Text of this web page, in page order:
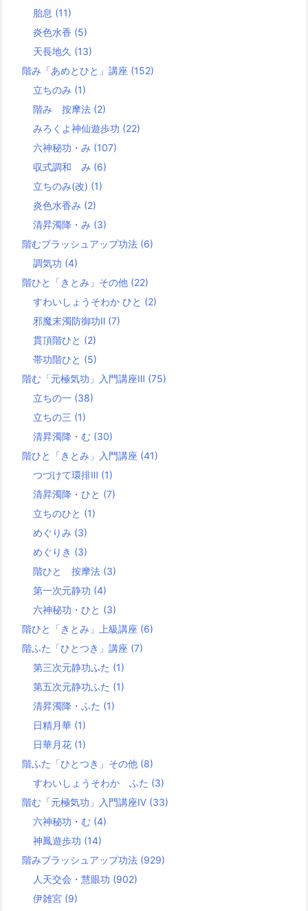
胎息 (11)
炎色水香 (5)
天長地久 (13)
階み「あめとひと」講座 (152)
立ちのみ (1)
階み 按摩法 (2)
みろくよ神仙遊歩功 (22)
六神秘功・み (107)
収式調和 み (6)
立ちのみ(改) (1)
炎色水香み (2)
清昇濁降・み (3)
階むブラッシュアップ功法 (6)
調気功 (4)
階ひと「きとみ」その他 (22)
すわいしょうそわか ひと (2)
邪魔末濁防御功Ⅱ (7)
貫頂階ひと (2)
帯功階ひと (5)
階む「元極気功」入門講座Ⅲ (75)
立ちの一 (38)
立ちの三 (1)
清昇濁降・む (30)
階ひと「きとみ」入門講座 (41)
つづけて環排Ⅲ (1)
清昇濁降・ひと (7)
立ちのひと (1)
めぐりみ (3)
めぐりき (3)
階ひと 按摩法 (3)
第一次元静功 (4)
六神秘功・ひと (3)
階ひと「きとみ」上級講座 (6)
階ふた「ひとつき」講座 (7)
第三次元静功ふた (1)
第五次元静功ふた (1)
清昇濁降・ふた (1)
日精月華 (1)
日華月花 (1)
階ふた「ひとつき」その他 (8)
すわいしょうそわか ふた (3)
階む「元極気功」入門講座Ⅳ (33)
六神秘功・む (4)
神鳳遊歩功 (14)
階みブラッシュアップ功法 (929)
人天交会・慧眼功 (902)
伊雑宮 (9)